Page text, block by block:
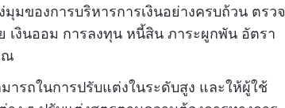
มของการบริหารการเงินอย่างครบถ้วน ตรวจ
เงินออม การลงทุน หนี้สิน ภาระผูกพัน อัตรา
ณ
ารถในการปรับแต่งในระดับสูง และให้ผู้ใช้